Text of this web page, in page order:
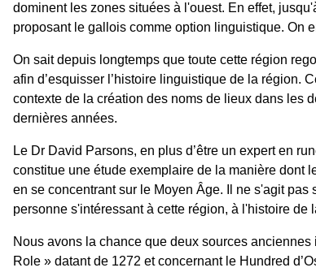
dominent les zones situées à l'ouest. En effet,
proposant le gallois comme option linguistique. On
On sait depuis longtemps que toute cette région
afin d’esquisser l’histoire linguistique de la région.
contexte de la création des noms de lieux dans les
dernières années.
Le Dr David Parsons, en plus d’être un expert en
constitue une étude exemplaire de la manière dont
en se concentrant sur le Moyen Âge. Il ne s'agit
personne s'intéressant à cette région, à l'histoire
Nous avons la chance que deux sources
Role » datant de 1272 et concernant le Hundred